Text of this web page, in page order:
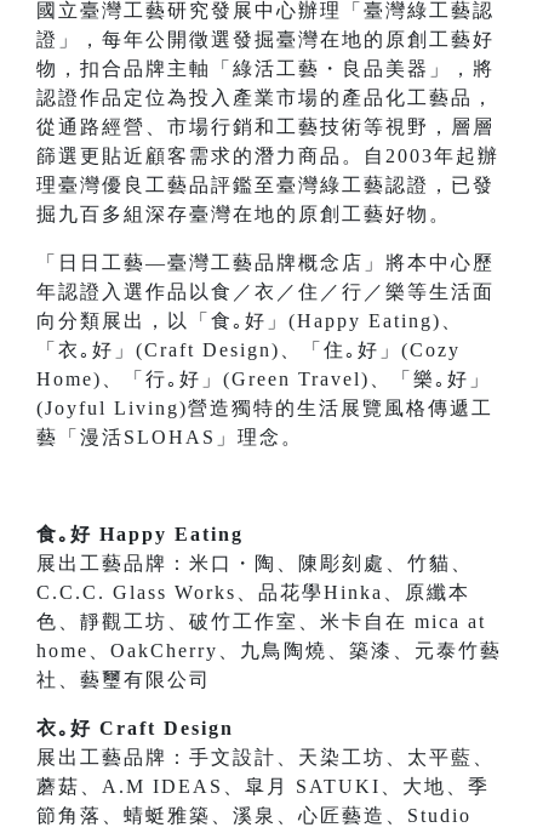
國立臺灣工藝研究發展中心辦理「臺灣綠工藝認
證」，每年公開徵選發掘臺灣在地的原創工藝好
物，扣合品牌主軸「綠活工藝・良品美器」，將
認證作品定位為投入產業市場的產品化工藝品，
從通路經營、市場行銷和工藝技術等視野，層層
篩選更貼近顧客需求的潛力商品。自2003年起辦
理臺灣優良工藝品評鑑至臺灣綠工藝認證，已發
掘九百多組深存臺灣在地的原創工藝好物。
「日日工藝—臺灣工藝品牌概念店」將本中心歷
年認證入選作品以食／衣／住／行／樂等生活面
向分類展出，以「食｡好」(Happy Eating)、
「衣｡好」(Craft Design)、「住｡好」(Cozy
Home)、「行｡好」(Green Travel)、「樂｡好」
(Joyful Living)營造獨特的生活展覽風格傳遞工
藝「漫活SLOHAS」理念。
食｡好 Happy Eating
展出工藝品牌：米口・陶、陳彫刻處、竹貓、
C.C.C. Glass Works、品花學Hinka、原纖本
色、靜觀工坊、破竹工作室、米卡自在 mica at
home、OakCherry、九鳥陶燒、築漆、元泰竹藝
社、藝璽有限公司
衣｡好 Craft Design
展出工藝品牌：手文設計、天染工坊、太平藍、
蘑菇、A.M IDEAS、皐月 SATUKI、大地、季
節角落、蜻蜓雅築、溪泉、心匠藝造、Studio